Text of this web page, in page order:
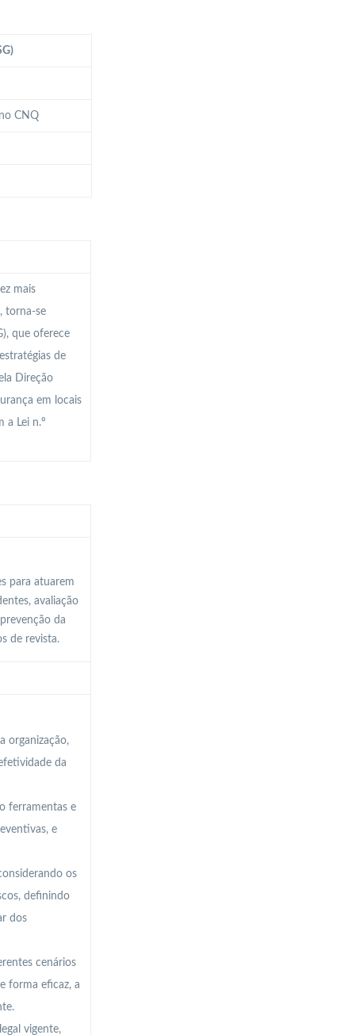
CNQ
mais
torna-se
que oferece
de
Direção
em locais
a Lei n.º
para atuarem
avaliação
da
de revista.
organização,
da
ferramentas e
e
os
definindo
dos
cenários
forma eficaz, a
vigente,